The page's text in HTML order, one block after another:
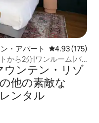
・アパート レビュー175
4.93 (175)
から2分|ワンルーム|バ
ウンテン・リゾ
他⁠の素⁠敵⁠な
ン⁠タ⁠ル